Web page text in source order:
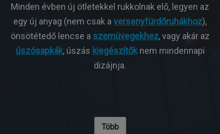
Minden évben új ötletekkel rukkolnak elő, legyen az
egy új anyag (nem csak a versenyfürdőruhákhoz),
önsötétedő lencse a szemüvegekhez, vagy akár az
úszósapkák, úszás kiegészítőknem mindennapi
dizájnja.
Több